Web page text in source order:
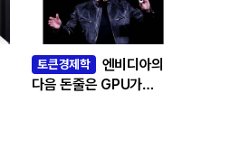
토큰경제학
엔비디아의
다음 돈줄은 GPU가